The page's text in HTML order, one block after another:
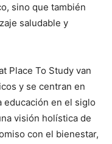
sino que también
saludable y
Place To Study van
y se centran en
educación en el siglo
visión holística de
con el bienestar,